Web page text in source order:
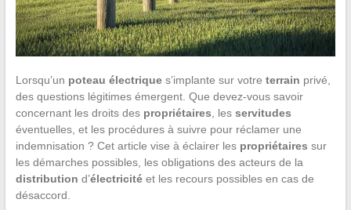
Lorsqu’un poteau électriques’implante sur votre terrain privé,
des questions légitimes émergent. Que devez-vous savoir
concernant les droits des propriétaires , les servitudes
éventuelles, et les procédures à suivre pour réclamer une
indemnisation ? Cet article vise à éclairer les propriétaires sur
les démarches possibles, les obligations des acteurs de la
distribution d’électricitéet les recours possibles en cas de
désaccord.